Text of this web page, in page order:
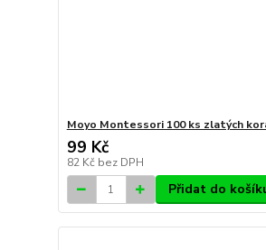
Moyo Montessori 100 ks zlatých
99 Kč
82 Kč bez DPH
Přidat do